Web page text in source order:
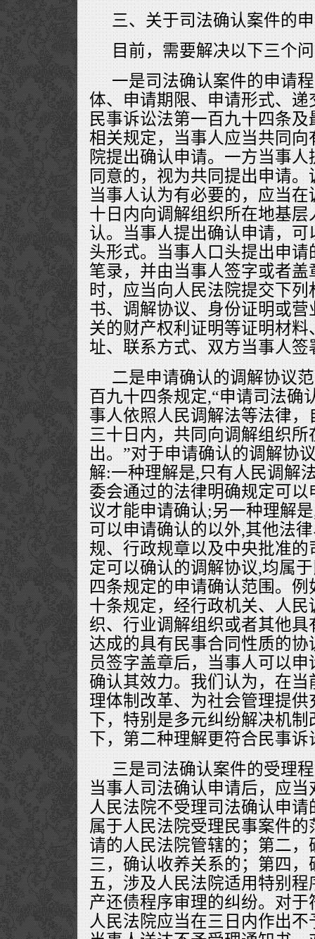
三、关于司法确认案件的
目前，需要解决以下三个
一是司法确认案件的申请
体、申请期限、申请形式、
民事诉讼法第一百九十四条
相关规定，当事人应当共同
院提出确认申请。一方当事
同意的，视为共同提出申请
当事人认为有必要的，应当
十日内向调解组织所在地基
认。当事人提出确认申请，
头形式。当事人口头提出申
笔录，并由当事人签字或者
时，应当向人民法院提交下
书、调解协议、身份证明或
关的财产权利证明等证明材
址、联系方式、双方当事人签
二是申请确认的调解协议
百九十四条规定,“申请司法确
事人依照人民调解法等法律
三十日内，共同向调解组织
出。”对于申请确认的调解协
解:一种理解是,只有人民调解
委会通过的法律明确规定可
议才能申请确认;另一种理解
可以申请确认的以外,其他法
规、行政规章以及中央批准
定可以确认的调解协议,均属
四条规定的申请确认范围。
十条规定，经行政机关、人
织、行业调解组织或者其他
达成的具有民事合同性质的
员签字盖章后，当事人可以
确认其效力。我们认为，在
理体制改革、为社会管理提
下，特别是多元纠纷解决机
下，第二种理解更符合民事
三是司法确认案件的受理
当事人司法确认申请后，应
人民法院不受理司法确认申
属于人民法院受理民事案件
请的人民法院管辖的；第二
三，确认收养关系的；第四
五，涉及人民法院适用特别
产还债程序审理的纠纷。对
人民法院应当在三日内作出